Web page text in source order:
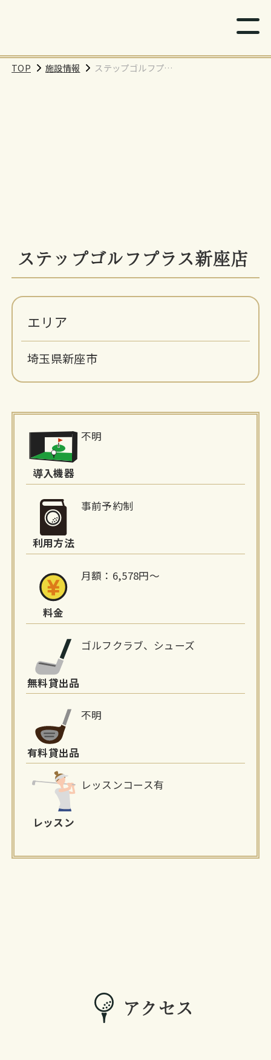
TOP 施設情報
ステップゴルフプラ
ステップゴルフプラス新座店
エリア
埼玉県新座市
報
導入機器
不明
利用方法
事前予約制
料金
月額：6,578円〜
無料貸出品
ゴルフクラブ、シューズ
有料貸出品
不明
レッスン
レッスンコース有
アクセス